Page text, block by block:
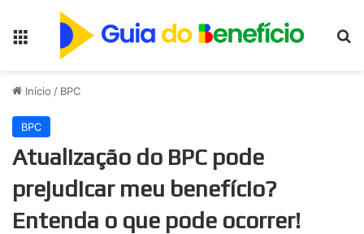
Início / BPC
BPC
Atualização do BPC pode
prejudicar meu benefício?
Entenda o que pode ocorrer!